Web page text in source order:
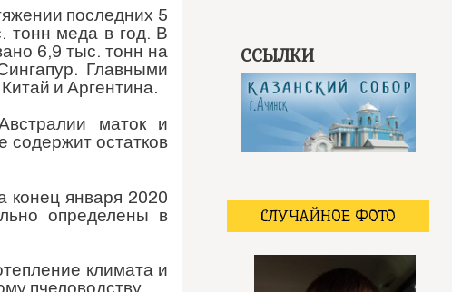
последних 5
тонн меда в год. В
6,9 тыс. тонн на
Главными
и Аргентина.
маток и
содержит остатков
конец января 2020
определены в
климата и
пчеловодству.
ССЫЛКИ
СЛУЧАЙНОЕ ФОТО